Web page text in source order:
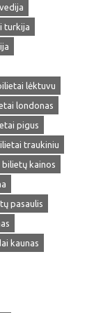
turkija
lėktuvu
londonas
pigus
traukiniu
bilietų kainos
pasaulis
kaunas